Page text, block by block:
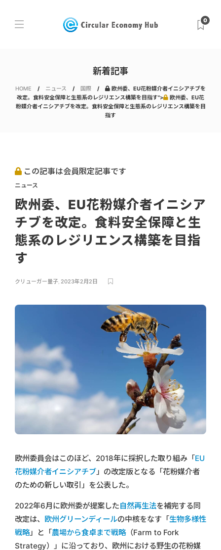
0
新着記事
HOME ニュース 国際
欧州委、EU花粉媒介者イニシアチブを
改定。食料安全保障と生態系のレジリエンス構築を目指す">
欧州委、EU花
粉媒介者イニシアチブを改定。食料安全保障と生態系のレジリエンス構築を目
指す
この記事は会員限定記事です
ニュース
欧州委、EU花粉媒介者イニシア
チブを改定。食料安全保障と生
態系のレジリエンス構築を目指
す
クリューガー量子, 2023年2月2日
欧州委員会はこのほど、2018年に採択した取り組み「EU
花粉媒介者イニシアチブ」の改定版となる「花粉媒介者
のための新しい取引」を公表した。
2022年6月に欧州委が提案した自然再生法を補完する同
改定は、 欧州グリーンディールの中核をなす「生物多様性
戦略」と「農場から食卓まで戦略（Farm to Fork
Strategy）」に沿っており、欧州における野生の花粉媒